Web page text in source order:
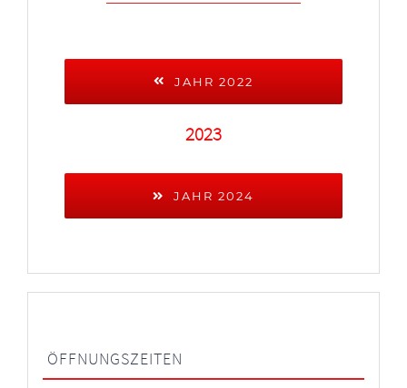
JAHR 2022
2023
JAHR 2024
ÖFFNUNGSZEITEN